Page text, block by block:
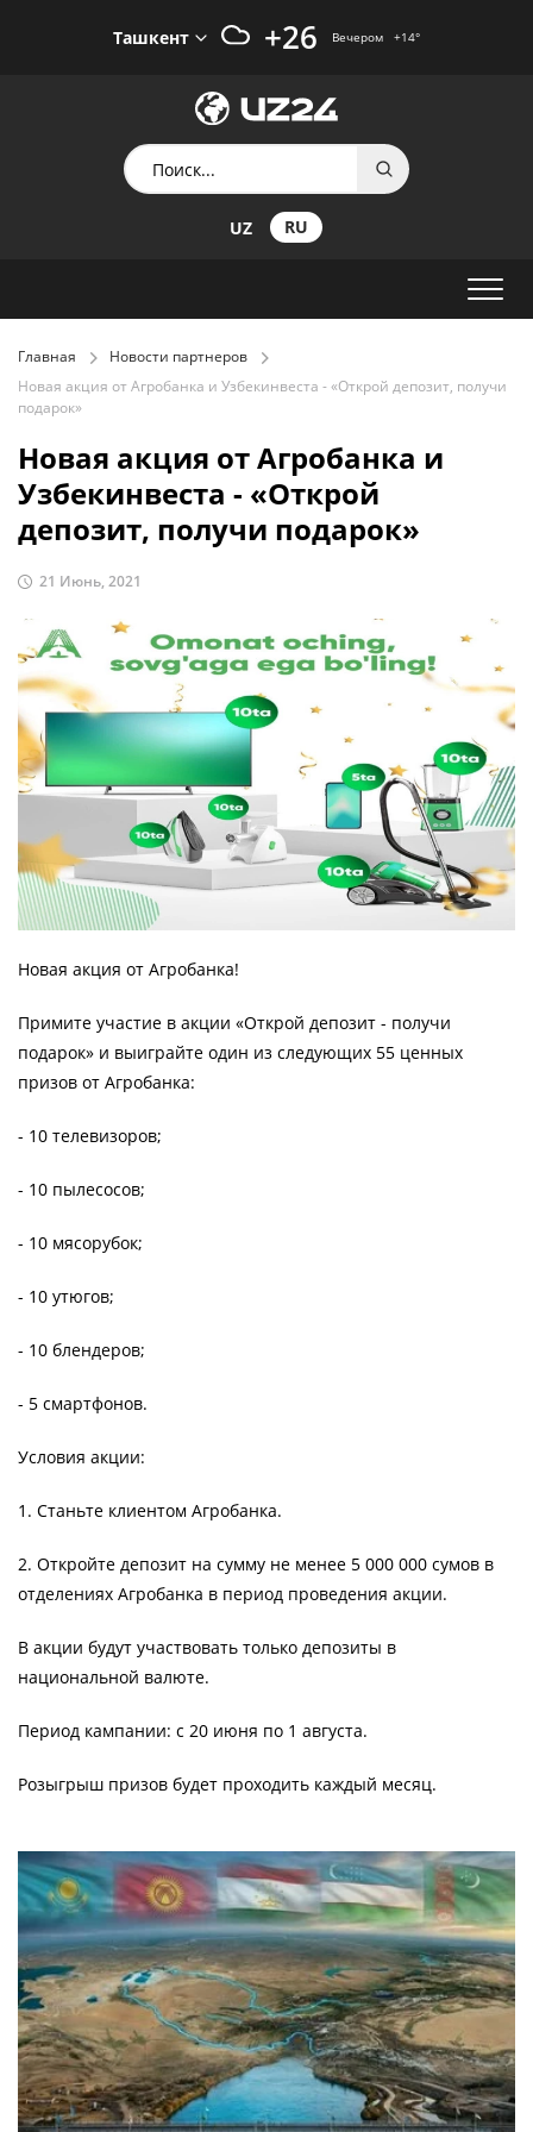
Ташкент +26 Вечером +14°
UZ RU
Главная
Новости партнеров
Новая акция от Агробанка и Узбекинвеста - «Открой депозит, получи
подарок»
Новая акция от Агробанка и
Узбекинвеста - «Открой
депозит, получи подарок»
21 Июнь, 2021
Новая акция от Агробанка!
Примите участие в акции «Открой депозит - получи
подарок» и выиграйте один из следующих 55 ценных
призов от Агробанка:
- 10 телевизоров;
- 10 пылесосов;
- 10 мясорубок;
- 10 утюгов;
- 10 блендеров;
- 5 смартфонов.
Условия акции:
1. Станьте клиентом Агробанка.
2. Откройте депозит на сумму не менее 5 000 000 сумов в
отделениях Агробанка в период проведения акции.
В акции будут участвовать только депозиты в
национальной валюте.
Период кампании: с 20 июня по 1 августа.
Розыгрыш призов будет проходить каждый месяц.